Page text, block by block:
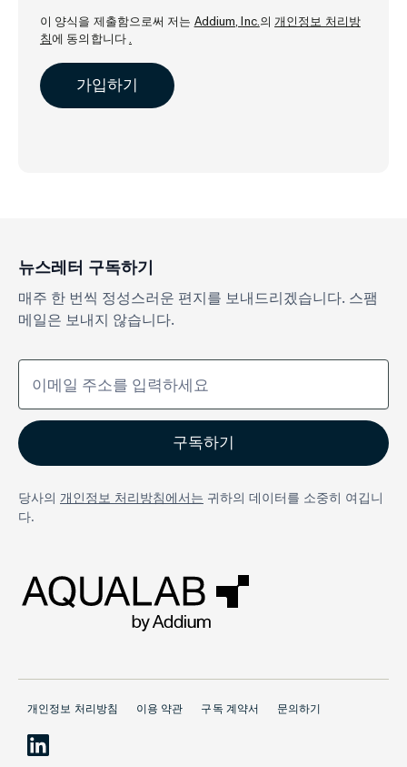
이 양식을 제출함으로써 저는 Addium, Inc.의개인정보 처리방
침에 동의합니다.
뉴스레터 구독하기
매주 한 번씩 정성스러운 편지를 보내드리겠습니다. 스팸
메일은 보내지 않습니다.
당사의 개인정보 처리방침에서는 귀하의 데이터를 소중히 여깁니
다.
개인정보 처리방침 이용 약관 구독 계약서 문의하기